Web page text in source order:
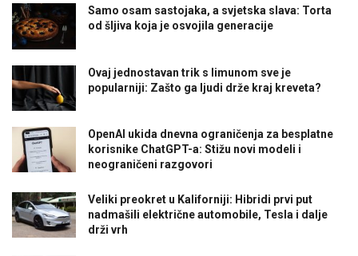
Samo osam sastojaka, a svjetska slava: Torta
od šljiva koja je osvojila generacije
Ovaj jednostavan trik s limunom sve je
popularniji: Zašto ga ljudi drže kraj kreveta?
OpenAI ukida dnevna ograničenja za besplatne
korisnike ChatGPT-a: Stižu novi modeli i
neograničeni razgovori
Veliki preokret u Kaliforniji: Hibridi prvi put
nadmašili električne automobile, Tesla i dalje
drži vrh